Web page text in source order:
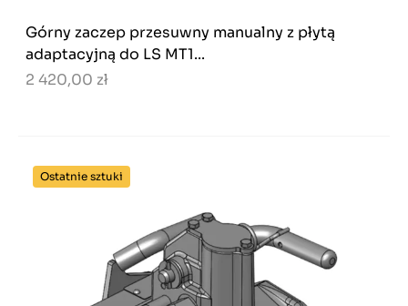
Górny zaczep przesuwny manualny z płytą
adaptacyjną do LS MT1...
2 420,00 zł
Ostatnie sztuki